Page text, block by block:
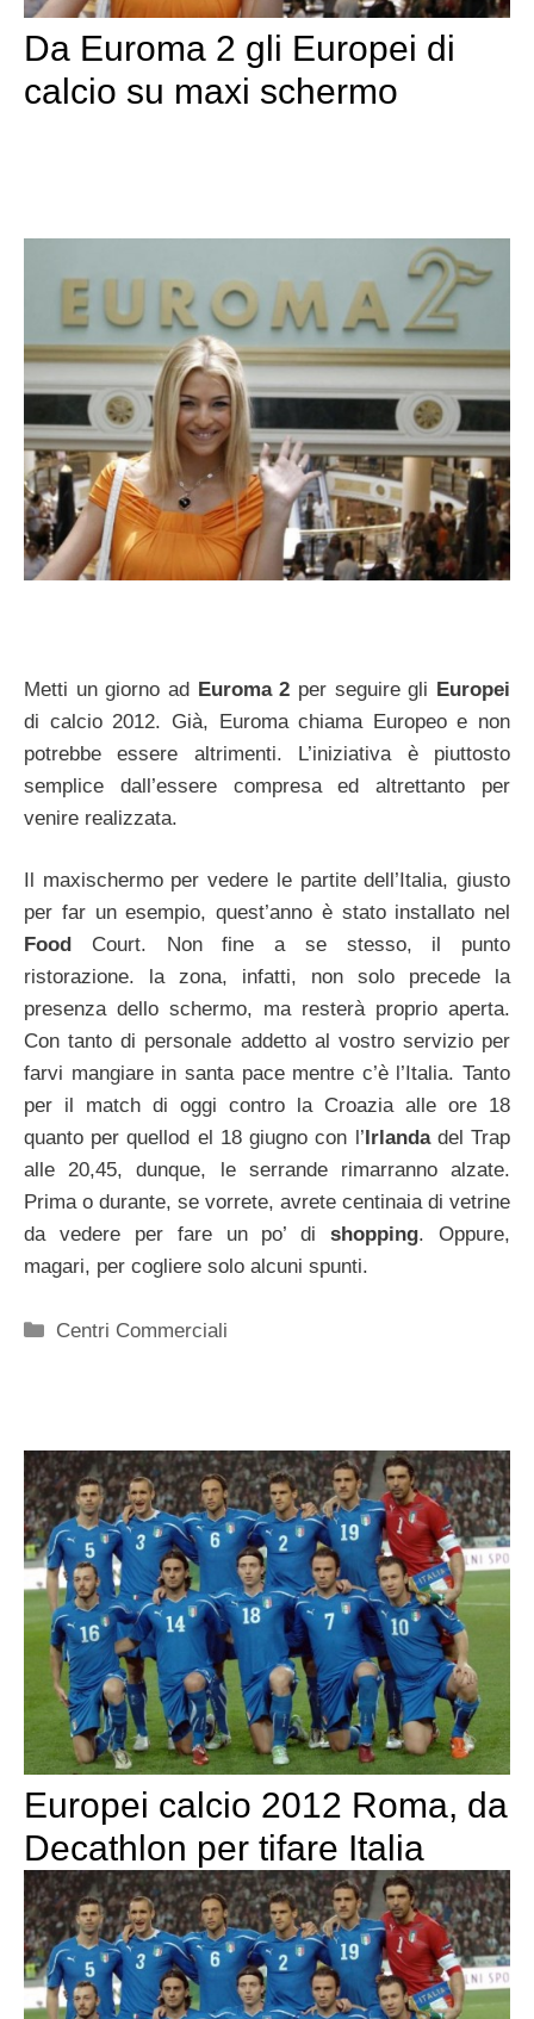
Da Euroma 2 gli Europei di
calcio su maxi schermo
Metti un giorno ad Euroma 2 per seguire gli Europei
di calcio 2012. Già, Euroma chiama Europeo e non
potrebbe essere altrimenti. L’iniziativa è piuttosto
semplice dall’essere compresa ed altrettanto per
venire realizzata.
Il maxischermo per vedere le partite dell’Italia, giusto
per far un esempio, quest’anno è stato installato nel
Food
Court. Non fine a se stesso, il punto
ristorazione. la zona, infatti, non solo precede la
presenza dello schermo, ma resterà proprio aperta.
Con tanto di personale addetto al vostro servizio per
farvi mangiare in santa pace mentre c’è l’Italia. Tanto
per il match di oggi contro la Croazia alle ore 18
quanto per quellod el 18 giugno con l’ Irlandadel Trap
alle 20,45, dunque, le serrande rimarranno alzate.
Prima o durante, se vorrete, avrete centinaia di vetrine
da vedere per fare un po’ dishopping. Oppure,
magari, per cogliere solo alcuni spunti.
Categorie
Centri Commerciali
Europei calcio 2012 Roma, da
Decathlon per tifare Italia